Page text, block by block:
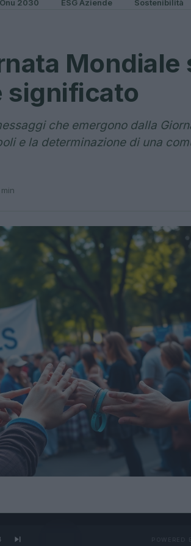
Onu 2030 ESG Aziende Sostenibilità
Mondiale
significato
che emergono dalla
e la determinazione di una
min